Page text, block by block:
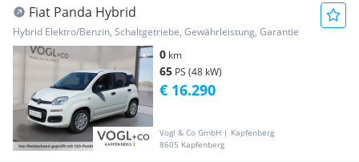
Fiat Panda Hybrid
Hybrid Elektro/Benzin, Schaltgetriebe, Gewährleistung, Garantie
0 km
65 PS (48 kW)
Vogl & Co GmbH | Kapfenberg
8605 Kapfenberg
€ 16.290